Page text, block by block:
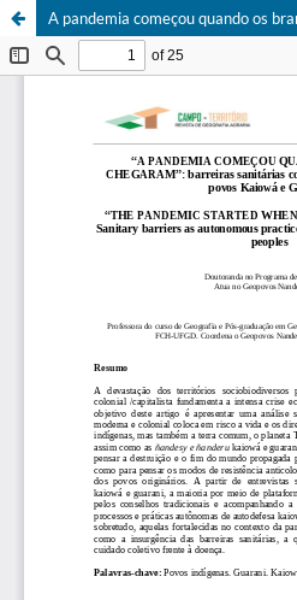
A pandemia começou quando os